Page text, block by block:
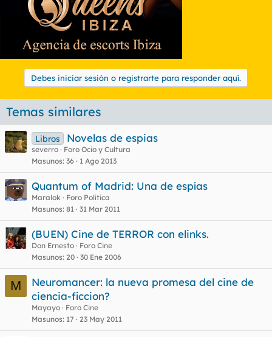
Debes iniciar sesión o registrarte para responder aquí.
Temas similares
Libros Novelas de espias
severro
Foro Ocio y Cultura
Masunos 36 1 Ago 2013
Quantum of Madrid: Una de espías
Maralok
Foro Política
Masunos 81 31 Mar 2011
(BUEN) Cine de TERROR con elinks.
Don Ernesto
Foro Cine
Masunos 20 30 Ene 2006
M
Neuromancer: la nueva promesa del cine de
ciencia-ficcion?
Mayayo
Foro Cine
Masunos 17 23 May 2011